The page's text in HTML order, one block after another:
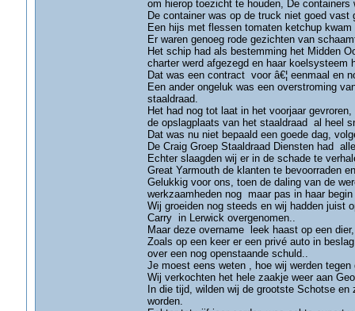
om hierop toezicht te houden, De
De container was op de truck niet goed vast
Een hijs met flessen tomaten ketchup
Er waren genoeg rode gezichten van
Het schip had als bestemming het Midden
charter werd afgezegd en haar koelsysteem
Dat was een contract voor â€¦ eenmaal en
Een ander ongeluk was een overstroming
staaldraad.
Het had nog tot laat in het voorjaar
de opslagplaats van het staaldraad al heel
Dat was nu niet bepaald een goede dag,
De Craig Groep Staaldraad Diensten had
Echter slaagden wij er in de schade te
Great Yarmouth de klanten te bevoorraden
Gelukkig voor ons, toen de daling van de
werkzaamheden nog maar pas in haar
Wij groeiden nog steeds en wij hadden juist
Carry in Lerwick overgenomen..
Maar deze overname leek haast op een
Zoals op een keer er een privé auto in
over een nog openstaande schuld..
Je moest eens weten , hoe wij werden tegen
Wij verkochten het hele zaakje weer aan
In die tijd, wilden wij de grootste Schotse
worden.